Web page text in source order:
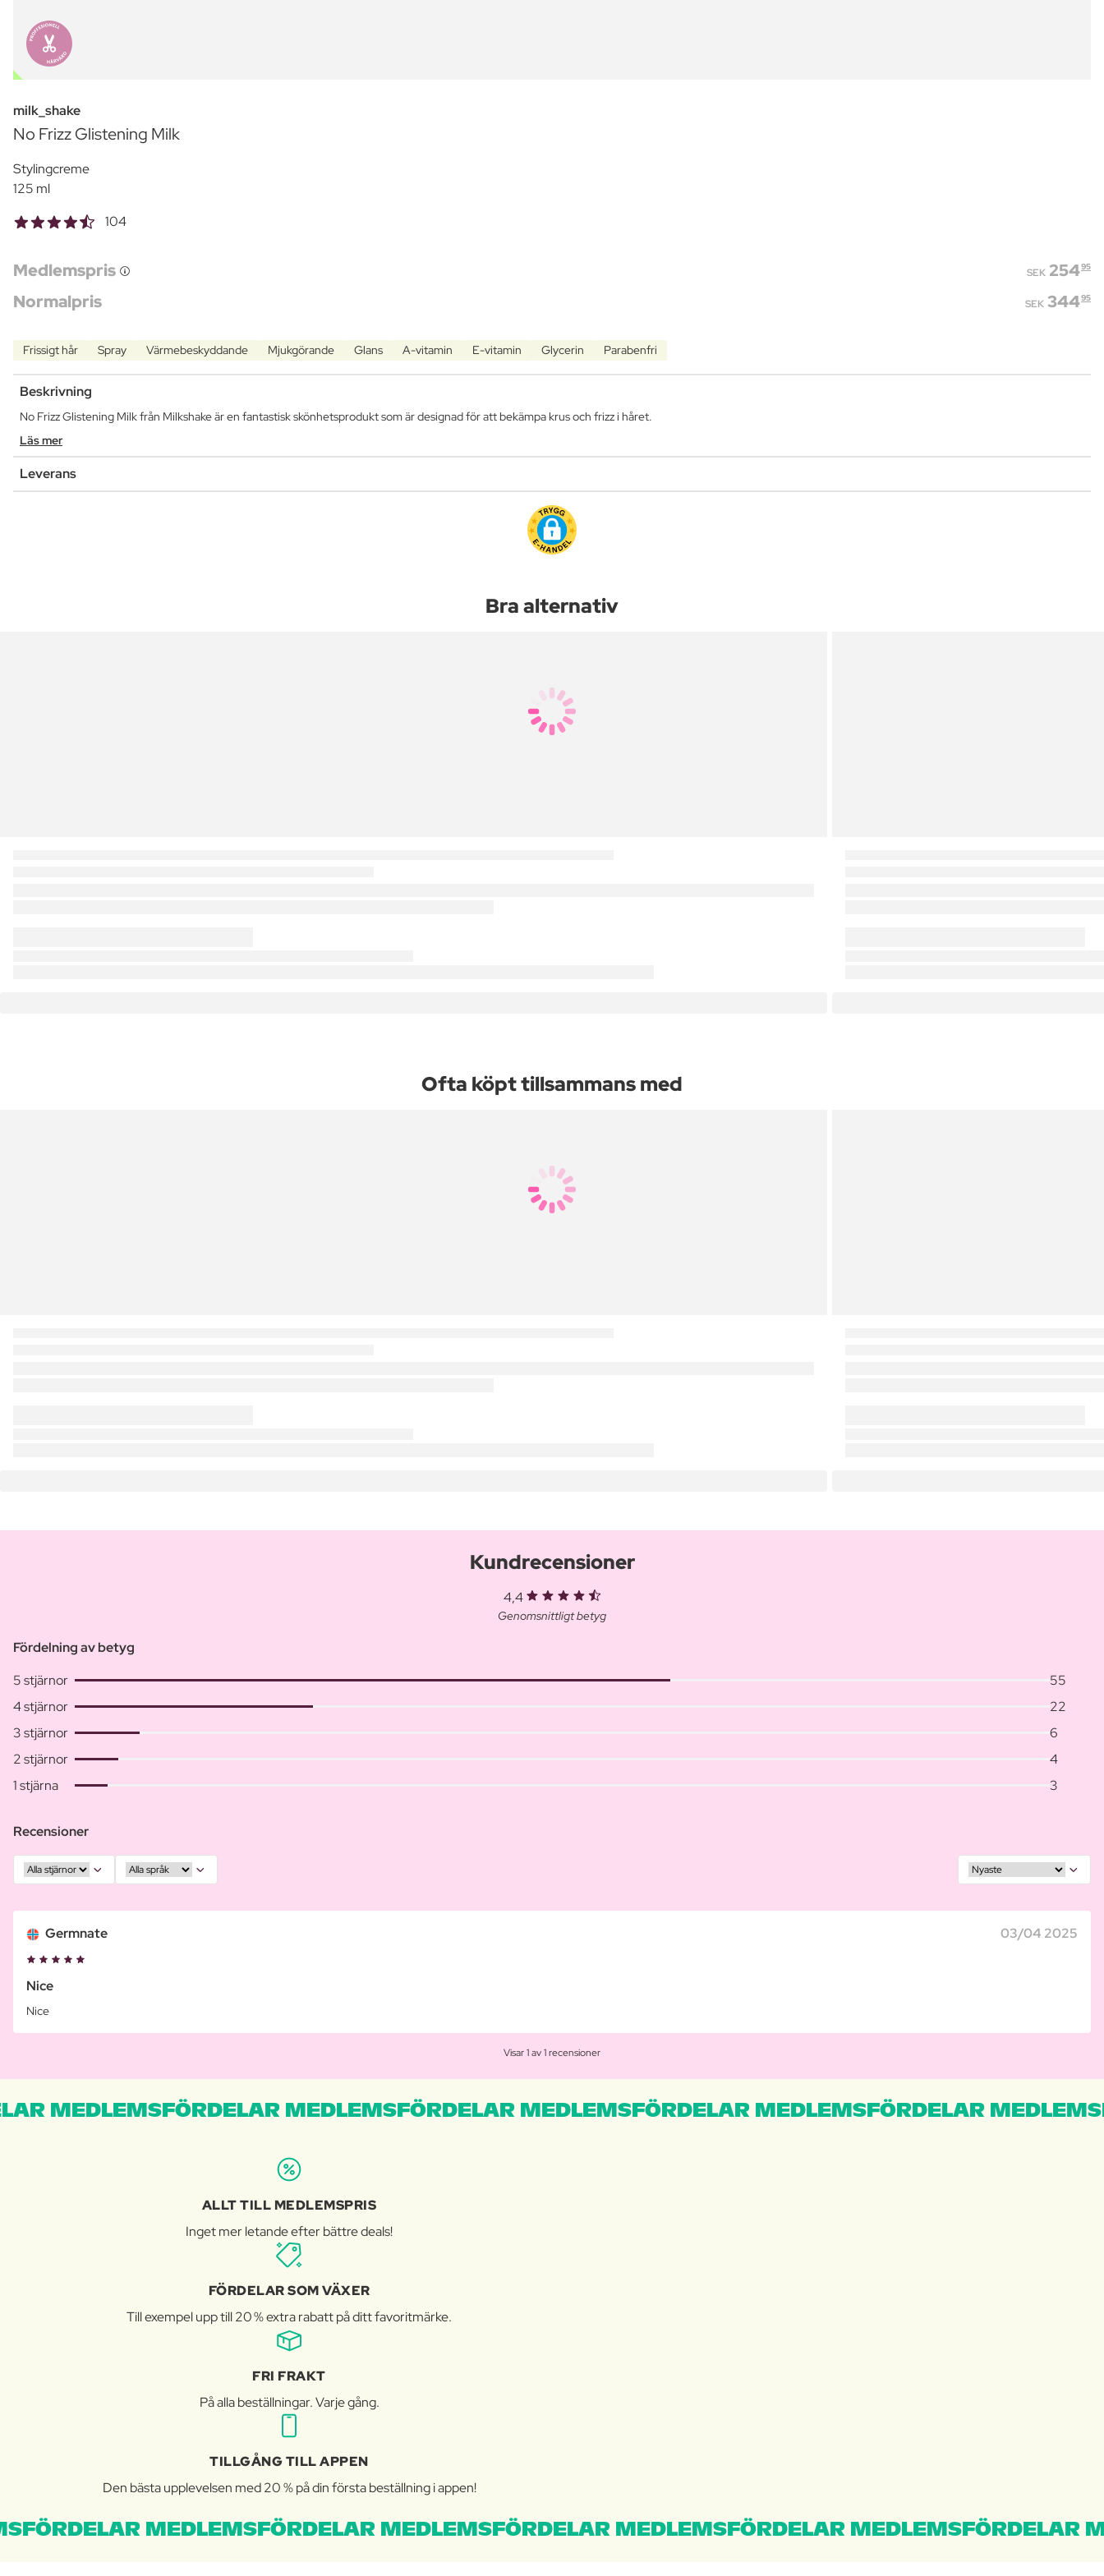
OUTLET
milk_shake
No Frizz Glistening Milk
Stylingcreme
125 ml
104
Medlemspris SEK 25495
Normalpris SEK 34495
Frissigt hår Spray Värmebeskyddande Mjukgörande Glans A-vitamin E-vitamin Glycerin Parabenfri
Beskrivning
No Frizz Glistening Milk från Milkshake är en fantastisk skönhetsprodukt som är designad för att bekämpa krus och frizz i håret.
Läs mer
Leverans
Bra alternativ
Ofta köpt tillsammans med
Kundrecensioner
4,4
Genomsnittligt betyg
Fördelning av betyg
5 stjärnor
55
4 stjärnor
22
3 stjärnor
6
2 stjärnor
4
1 stjärna
3
Recensioner
Germnate 03/04 2025
Nice
Nice
Visar 1 av 1 recensioner
MEDLEMSFÖRDELAR MEDLEMSFÖRDELAR MEDLEMSFÖRDELAR MEDLEMSFÖRDELAR
ALLT TILL MEDLEMSPRIS
Inget mer letande efter bättre deals!
FÖRDELAR SOM VÄXER
Till exempel upp till 20 % extra rabatt på ditt favoritmärke.
FRI FRAKT
På alla beställningar. Varje gång.
TILLGÅNG TILL APPEN
Den bästa upplevelsen med 20 % på din första beställning i appen!
MEDLEMSFÖRDELAR MEDLEMSFÖRDELAR MEDLEMSFÖRDELAR